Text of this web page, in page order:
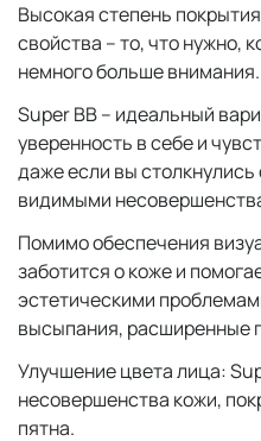
Высокая степень
свойства – то, что нужно,
немного больше внимания.
Super BB – идеальный
уверенность в себе и
даже если вы
видимыми
Помимо обеспечения
заботится о коже и
эстетическими
высыпания, расширенные
Улучшение цвета лица:
несовершенства кожи,
пятна.